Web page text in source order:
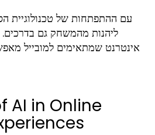
עם ההתפתחות של טכנולוגיית
ליהנות מהמשחק גם בדרכים.
אינטרנט שמתאימים למובייל
AI in Online